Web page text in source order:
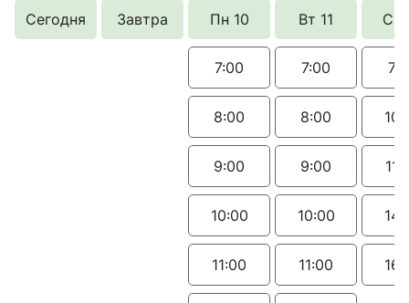
Сегодня Завтра Пн 10 Вт 11 Ср
7:00
8:00
9:00
10:00
11:00
7:00
8:00
9:00
10:00
11:00